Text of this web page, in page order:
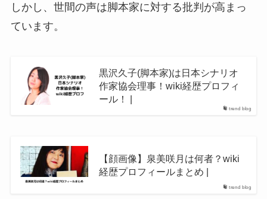
しかし、世間の声は脚本家に対する批判が高まっ
ています。
trend blog
黒沢久子(脚本家)は日本シナリオ
作家協会理事！wiki経歴プロフィ
ール！ |
trend blog
【顔画像】泉美咲月は何者？wiki
経歴プロフィールまとめ |